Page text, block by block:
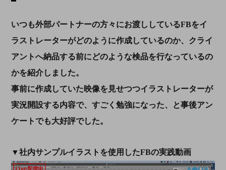
いつも外部パートナーの方々にお渡ししているFBをイ
ラストレーターがどのように作成しているのか、クライ
アントへ納品する前にどのような検品を行なっているの
かを紹介しました。
事前に作成していた映像を見せつつイラストレーターが
実況開設する内容で、すごく勉強になった、と事後アン
ケートでも大好評でした。
▼社内サンプルイラストを使用したFBの実践動画